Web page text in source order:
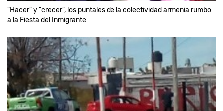
"Hacer" y "crecer", los puntales de la colectividad armenia rumbo
a la Fiesta del Inmigrante